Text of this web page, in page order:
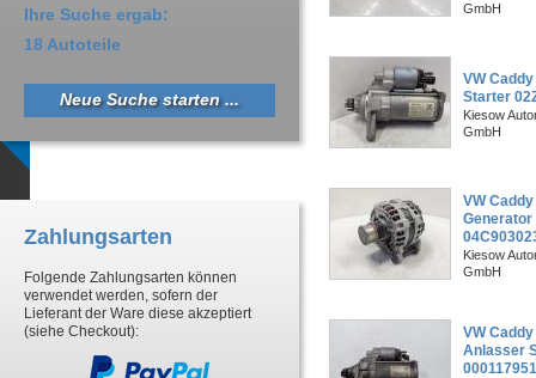
GmbH
VW
Starter
Kiesow
GmbH
VW
Kiesow
GmbH
VW
Anlasser
Ihre Suche ergab:
18 Autoteile
Neue Suche starten ...
Zahlungsarten
Folgende Zahlungsarten können
verwendet werden, sofern der
Lieferant der Ware diese akzeptiert
(siehe Checkout):